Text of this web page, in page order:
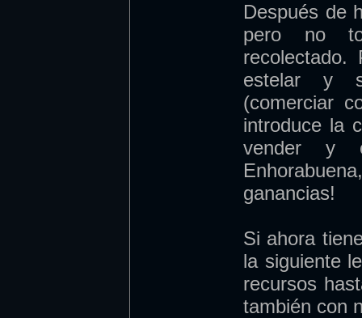
Después de
pero no
estelar y
(comerciar
introduce la
vender y
ganancias!
Si ahora
la siguiente
recursos
también con